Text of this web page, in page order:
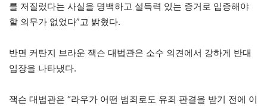
를 저질렀다는 사실을 명백하고 설득력 있는 증거로 입증해야
할 의무가 없었다”고 밝혔다.
반면 커탄지 브라운 잭슨 대법관은 소수 의견에서 강하게 반대
입장을 나타냈다.
잭슨 대법관은 “라우가 어떤 범죄로도 유죄 판결을 받기 전에 이